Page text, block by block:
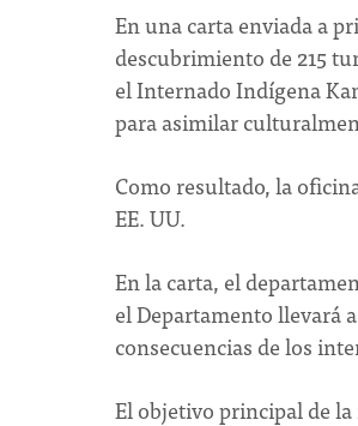
En una carta enviada a
descubrimiento de 215
el Internado Indígena
para asimilar
Como resultado, la
EE. UU.
En la carta, el
el Departamento llevará
consecuencias de los
El objetivo principal de